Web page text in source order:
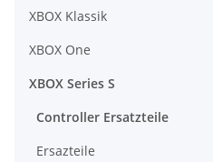
XBOX Klassik
XBOX One
XBOX Series S
Controller Ersatzteile
Ersazteile